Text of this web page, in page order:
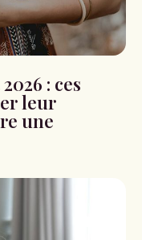
: ces
leur
une